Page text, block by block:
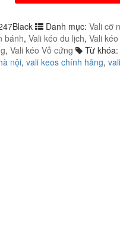
Danh mục: Vali cỡ
bánh, Vali kéo du lịch, Vali
, Vali kéo Vỏ cứng Từ khóa:
nội, vali keos chính hãng,